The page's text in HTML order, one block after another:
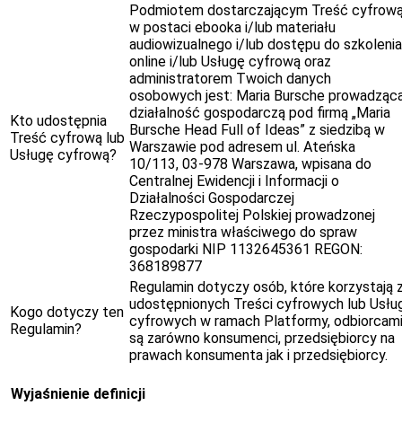
Kto udostępnia
Treść cyfrową lub
Usługę cyfrową?
Podmiotem dostarczającym Treść
w postaci ebooka i/lub materiału
audiowizualnego i/lub dostępu do szkolenia
online i/lub Usługę cyfrową oraz
administratorem Twoich danych
osobowych jest: Maria Bursche
działalność gospodarczą pod firmą „Maria
Bursche Head Full of Ideas” z siedzibą w
Warszawie pod adresem ul. Ateńska
10/113, 03-978 Warszawa, wpisana do
Centralnej Ewidencji i Informacji o
Działalności Gospodarczej
Rzeczypospolitej Polskiej prowadzonej
przez ministra właściwego do spraw
gospodarki NIP 1132645361 REGON:
368189877
Kogo dotyczy ten
Regulamin?
Regulamin dotyczy osób, które korzystają
udostępnionych Treści cyfrowych lub
cyfrowych w ramach Platformy, odbiorcami
są zarówno konsumenci, przedsiębiorcy na
prawach konsumenta jak i przedsiębiorcy.
Wyjaśnienie definicji